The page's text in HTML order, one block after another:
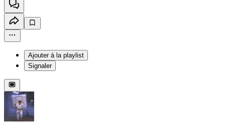
Ajouter à la playlist
Signaler